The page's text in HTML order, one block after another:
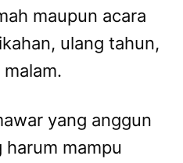
maupun acara
ulang tahun,
yang anggun
harum mampu